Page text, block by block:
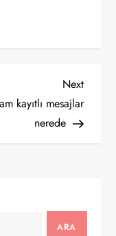
Next
Post
Next
kayıtlı mesajlar
nerede
ARA